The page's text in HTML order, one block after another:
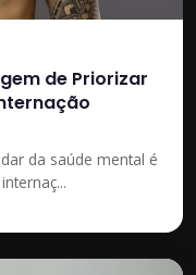
de Priorizar
da saúde mental é